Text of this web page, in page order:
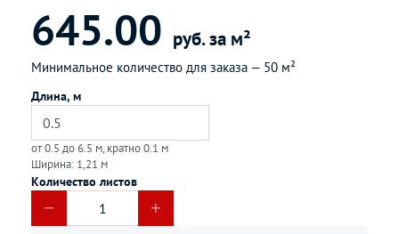
645.00 руб. за м²
Минимальное количество для заказа — 50 м²
Длина, м
от 0.5 до 6.5 м, кратно 0.1 м
Ширина: 1,21 м
Количество листов